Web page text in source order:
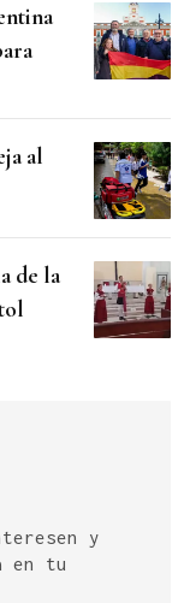
al
de la
y
en tu